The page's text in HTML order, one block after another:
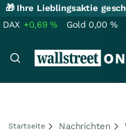
🎁 Ihre Lieblingsaktie
DAX +0,69% Gold 0,00 %
Startseite Nachrichten